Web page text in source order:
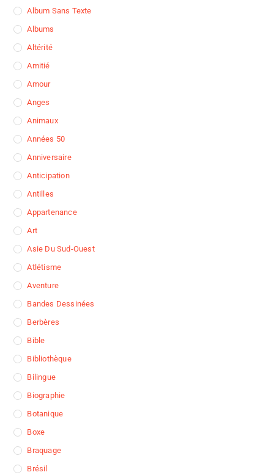
Album Sans Texte
Albums
Altérité
Amitié
Amour
Anges
Animaux
Années 50
Anniversaire
Anticipation
Antilles
Appartenance
Art
Asie Du Sud-Ouest
Atlétisme
Aventure
Bandes Dessinées
Berbères
Bible
Bibliothèque
Bilingue
Biographie
Botanique
Boxe
Braquage
Brésil